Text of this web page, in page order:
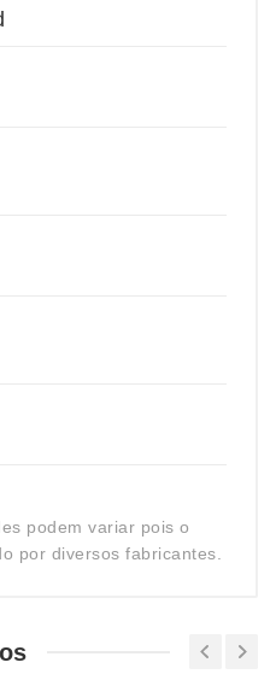
podem variar pois o
por diversos fabricantes.